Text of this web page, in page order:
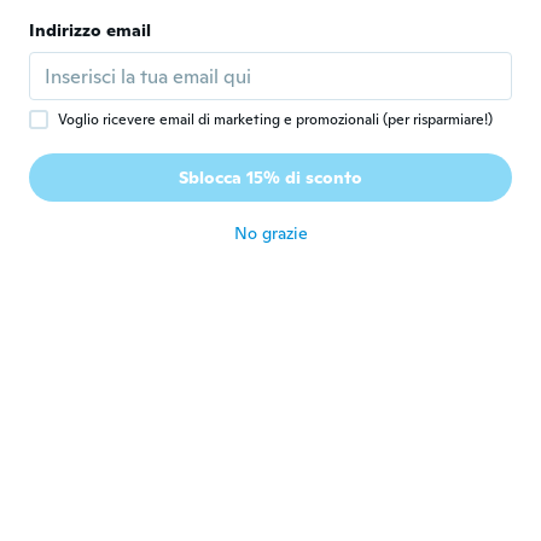
circa 5 anni fa
C Iscrizione dal 2017 · 191 recensioni
Surely i am recommending this. Thanks
Wish ! 😊👍
Indirizzo email
Voglio ricevere email di marketing e promozionali (per risparmiare!)
Sblocca 15% di sconto
No grazie